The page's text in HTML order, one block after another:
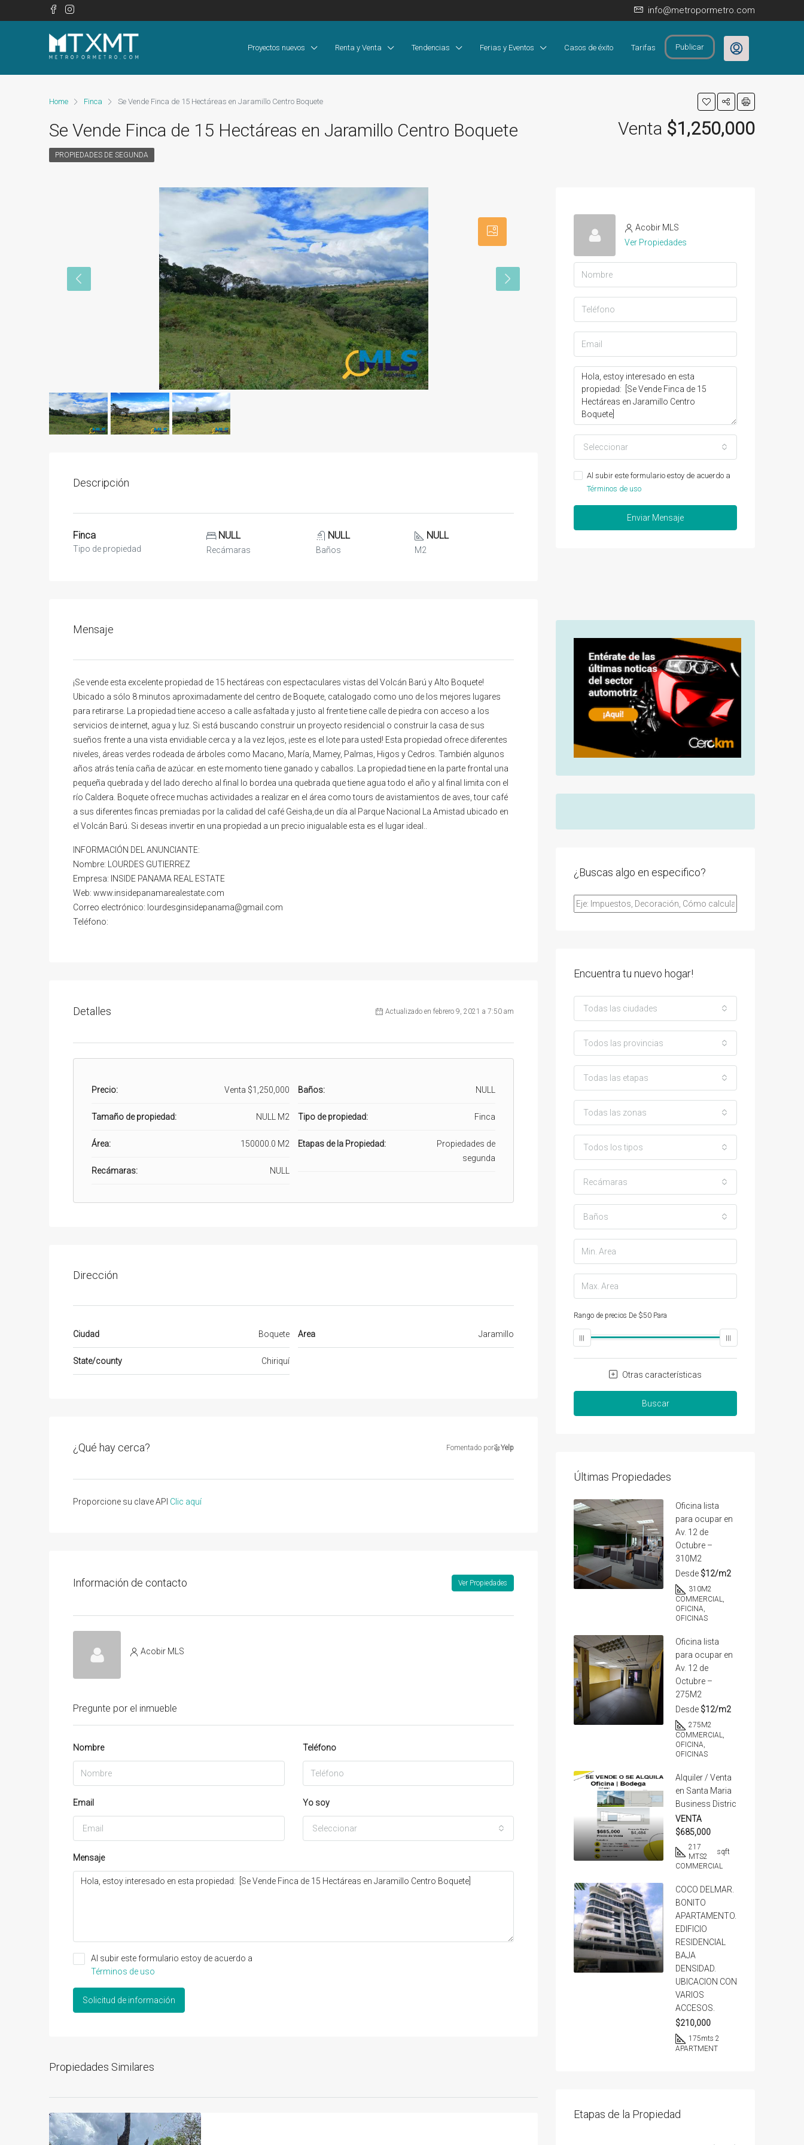
info@metropormetro.com
Proyectos nuevos Renta y Venta Tendencias Ferias y Eventos Casos de éxito Tarifas Publicar
Home Finca Se Vende Finca de 15 Hectáreas en Jaramillo Centro Boquete
Se Vende Finca de 15 Hectáreas en Jaramillo Centro Boquete Venta $1,250,000
PROPIEDADES DE SEGUNDA
Descripción
Finca
Tipo de propiedad
NULL
Recámaras
NULL
Baños
NULL
M2
Mensaje
¡Se vende esta excelente propiedad de 15 hectáreas con espectaculares vistas del Volcán Barú y Alto Boquete!
Ubicado a sólo 8 minutos aproximadamente del centro de Boquete, catalogado como uno de los mejores lugares
para retirarse. La propiedad tiene acceso a calle asfaltada y justo al frente tiene calle de piedra con acceso a los
servicios de internet, agua y luz. Si está buscando construir un proyecto residencial o construir la casa de sus
sueños frente a una vista envidiable cerca y a la vez lejos, ¡este es el lote para usted! Esta propiedad ofrece diferentes
niveles, áreas verdes rodeada de árboles como Macano, María, Mamey, Palmas, Higos y Cedros. También algunos
años atrás tenía caña de azúcar. en este momento tiene ganado y caballos. La propiedad tiene en la parte frontal una
pequeña quebrada y del lado derecho al final lo bordea una quebrada que tiene agua todo el año y al final limita con el
río Caldera. Boquete ofrece muchas actividades a realizar en el área como tours de avistamientos de aves, tour café
a sus diferentes fincas premiadas por la calidad del café Geisha,de un día al Parque Nacional La Amistad ubicado en
el Volcán Barú. Si deseas invertir en una propiedad a un precio inigualable esta es el lugar ideal..
INFORMACIÓN DEL ANUNCIANTE:
Nombre: LOURDES GUTIERREZ
Empresa: INSIDE PANAMA REAL ESTATE
Web: www.insidepanamarealestate.com
Correo electrónico: lourdesginsidepanama@gmail.com
Teléfono:
Detalles Actualizado en febrero 9, 2021 a 7:50 am
Precio: Venta $1,250,000
Tamaño de propiedad: NULL M2
Área: 150000.0 M2
Recámaras: NULL
Baños: NULL
Tipo de propiedad: Finca
Etapas de la Propiedad:
Propiedades de
segunda
Dirección
Ciudad Boquete
State/county Chiriquí
Area Jaramillo
¿Qué hay cerca? Fomentado por Yelp
Proporcione su clave API Clic aquí
Información de contacto Ver Propiedades
Acobir MLS
Pregunte por el inmueble
Nombre Teléfono
Email Yo soy
Seleccionar
Mensaje
Al subir este formulario estoy de acuerdo a
Términos de uso
Solicitud de información
Propiedades Similares
Acobir MLS
Ver Propiedades
Seleccionar
Al subir este formulario estoy de acuerdo a
Términos de uso
Enviar Mensaje
¿Buscas algo en especifico?
Encuentra tu nuevo hogar!
Todas las ciudades
Todos las provincias
Todas las etapas
Todas las zonas
Todos los tipos
Recámaras
Baños
Rango de precios De $50 Para
Otras características
Buscar
Últimas Propiedades
Oficina lista
para ocupar en
Av. 12 de
Octubre –
310M2
Desde $12/m2
310M2
COMMERCIAL,
OFICINA,
OFICINAS
Oficina lista
para ocupar en
Av. 12 de
Octubre –
275M2
Desde $12/m2
275M2
COMMERCIAL,
OFICINA,
OFICINAS
Alquiler / Venta
en Santa Maria
Business Distric
VENTA
$685,000
217
MTS2
sqft
COMMERCIAL
COCO DELMAR.
BONITO
APARTAMENTO.
EDIFICIO
RESIDENCIAL
BAJA
DENSIDAD.
UBICACION CON
VARIOS
ACCESOS.
$210,000
175mts 2
APARTMENT
Etapas de la Propiedad